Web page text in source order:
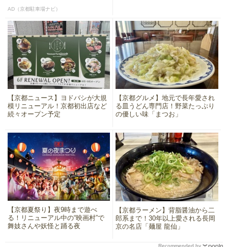
AD（京都駐車場ナビ）
【京都ニュース】ヨドバシが大規
模リニューアル！京都初出店など
続々オープン予定
【京都グルメ】地元で長年愛され
る皿うどん専門店！野菜たっぷり
の優しい味「まつお」
【京都夏祭り】夜9時まで遊べ
る！リニューアル中の“映画村”で
舞妓さんや妖怪と踊る夜
【京都ラーメン】背脂醤油から二
郎系まで！30年以上愛される長岡
京の名店「麺屋 龍仙」
Recommended by